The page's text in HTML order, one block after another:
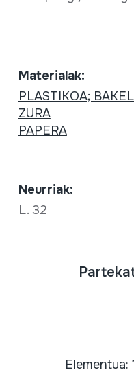
Materialak:
PLASTIKOA;
ZURA
PAPERA
Neurriak:
L. 32
Elementua: